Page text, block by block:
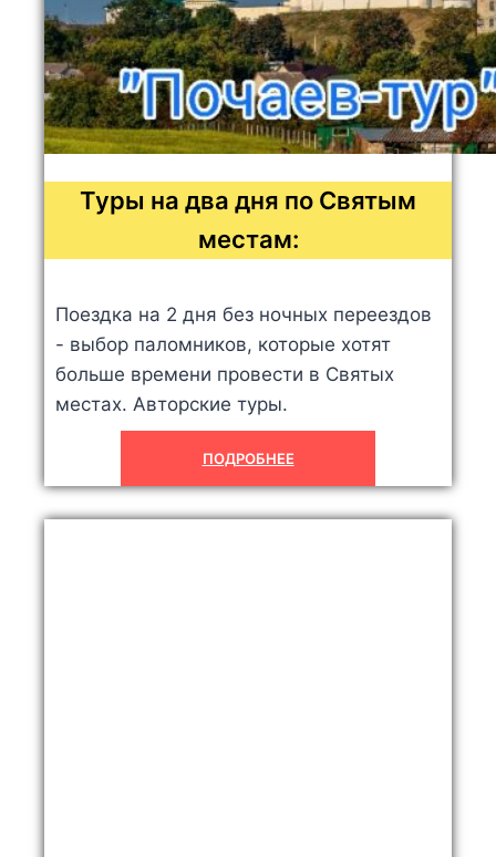
Туры на два дня по Святым
местам:
Поездка на 2 дня без ночных переездов
- выбор паломников, которые хотят
больше времени провести в Святых
местах. Авторские туры.
ПОДРОБНЕЕ